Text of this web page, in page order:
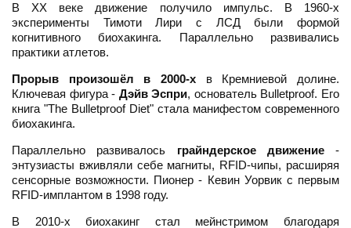
В XX веке движение получило импульс. В 1960-х
эксперименты Тимоти Лири с ЛСД были формой
когнитивного биохакинга. Параллельно развивались
практики атлетов.
Прорыв произошёл в 2000-х в Кремниевой долине.
Ключевая фигура - Дэйв Эспри, основатель Bulletproof. Его
книга "The Bulletproof Diet" стала манифестом современного
биохакинга.
Параллельно развивалось грайндерское движение-
энтузиасты вживляли себе магниты, RFID-чипы, расширяя
сенсорные возможности. Пионер - Кевин Уорвик с первым
RFID-имплантом в 1998 году.
В 2010-х биохакинг стал мейнстримом благодаря